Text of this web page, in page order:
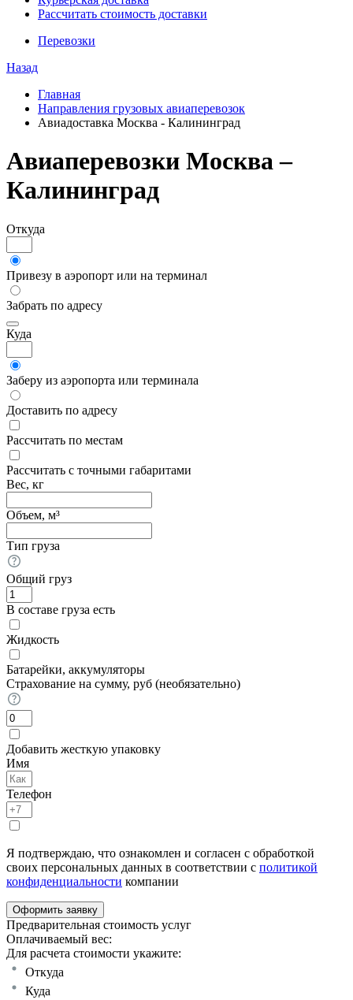
Рассчитать стоимость доставки
Перевозки
Назад
Главная
Направления грузовых авиаперевозок
Авиадоставка Москва - Калининград
Авиаперевозки Москва –
Калининград
Откуда
Привезу в аэропорт или на терминал
Забрать по адресу
Куда
Заберу из аэропорта или терминала
Доставить по адресу
Рассчитать по местам
Рассчитать с точными габаритами
Вес, кг
Объем, м³
Тип груза
Общий груз
В составе груза есть
Жидкость
Батарейки, аккумуляторы
Страхование на сумму, руб (необязательно)
Добавить жесткую упаковку
Имя
Телефон
Я подтверждаю, что ознакомлен и согласен с обработкой
своих персональных данных в соответствии с политикой
конфиденциальности компании
Оформить заявку
Предварительная стоимость услуг
Оплачиваемый вес:
Для расчета стоимости укажите:
Откуда
Куда